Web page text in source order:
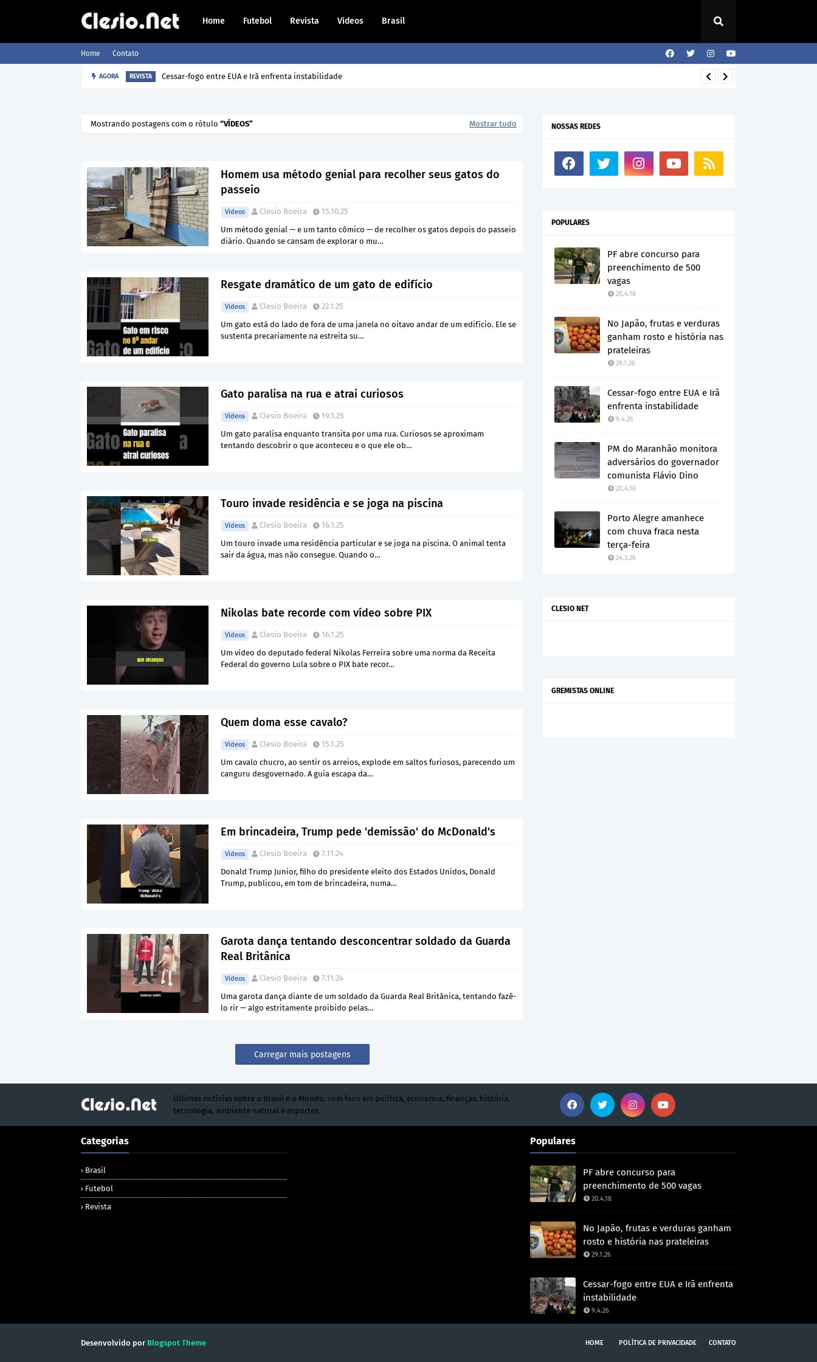
Home Futebol Revista Vídeos Brasil
Home Contato
AGORA
REVISTA Como o cão sabe a hora que o dono volta para casa?
Mostrando postagens com o rótulo VÍDEOS Mostrar tudo
Homem usa método genial para recolher seus gatos do
passeio
Vídeos Clesio Boeira
15.10.25
Um método genial — e um tanto cômico — de recolher os gatos depois do passeio
diário. Quando se cansam de explorar o mu…
Resgate dramático de um gato de edifício
Vídeos Clesio Boeira
22.1.25
Um gato está do lado de fora de uma janela no oitavo andar de um edifício. Ele se
sustenta precariamente na estreita su…
Gato paralisa na rua e atrai curiosos
Vídeos Clesio Boeira
19.1.25
Um gato paralisa enquanto transita por uma rua. Curiosos se aproximam
tentando descobrir o que aconteceu e o que ele ob…
Touro invade residência e se joga na piscina
Vídeos Clesio Boeira
16.1.25
Um touro invade uma residência particular e se joga na piscina. O animal tenta
sair da água, mas não consegue. Quando o…
Nikolas bate recorde com vídeo sobre PIX
Vídeos Clesio Boeira
16.1.25
Um vídeo do deputado federal Nikolas Ferreira sobre uma norma da Receita
Federal do governo Lula sobre o PIX bate recor…
Quem doma esse cavalo?
Vídeos Clesio Boeira
15.1.25
Um cavalo chucro, ao sentir os arreios, explode em saltos furiosos, parecendo um
canguru desgovernado. A guia escapa da…
Em brincadeira, Trump pede 'demissão' do McDonald's
Vídeos Clesio Boeira
7.11.24
Donald Trump Junior, filho do presidente eleito dos Estados Unidos, Donald
Trump, publicou, em tom de brincadeira, numa…
Garota dança tentando desconcentrar soldado da Guarda
Real Britânica
Vídeos Clesio Boeira
7.11.24
Uma garota dança diante de um soldado da Guarda Real Britânica, tentando fazê-
lo rir — algo estritamente proibido pelas…
Carregar mais postagens
NOSSAS REDES
POPULARES
PF abre concurso para
preenchimento de 500
vagas
20.4.18
No Japão, frutas e verduras
ganham rosto e história nas
prateleiras
29.1.26
Cessar-fogo entre EUA e Irã
enfrenta instabilidade
9.4.26
PM do Maranhão monitora
adversários do governador
comunista Flávio Dino
20.4.18
Porto Alegre amanhece
com chuva fraca nesta
terça-feira
24.3.26
CLESIO NET
GREMISTAS ONLINE
Últimas notícias sobre o Brasil e o Mundo, com foco em política, economia, finanças, história,
tecnologia, ambiente natural e esportes.
Categorias
Brasil
Futebol
Revista
Populares
PF abre concurso para
preenchimento de 500 vagas
20.4.18
No Japão, frutas e verduras ganham
rosto e história nas prateleiras
29.1.26
Cessar-fogo entre EUA e Irã enfrenta
instabilidade
9.4.26
HOME POLÍTICA DE PRIVACIDADE CONTATO
Desenvolvido por Blogspot Theme